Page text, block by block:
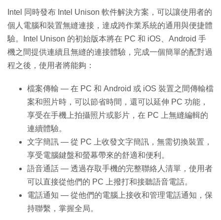
Intel 同時發布 Intel Unison 軟件解決方案，可以讓使用者的
個人電腦和裝置無縫連接，達成跨作業系統的通用與便捷體
驗。Intel Unison 的初始版本將在 PC 和 iOS、Android 手
機之間提供連續且無縫的連接體驗，完成一個簡單的配對過
程之後，使用者將能夠：
檔案傳輸 — 在 PC 和 Android 或 iOS 裝置之間傳輸檔
案和照片時，可以節省時間，還可以延伸 PC 功能，
享受在手機上拍攝照片或影片，在 PC 上無縫編輯的
連續體驗。
文字簡訊 — 從 PC 上收發文字簡訊，無需切換裝置，
享受電腦鍵盤和螢幕帶來的舒適和便利。
語音通話 — 透過存取手機的完整聯絡人清單，使用者
可以直接從他們的 PC 上撥打和接聽語音電話。
電話通知 — 從他們的電腦上接收和管理電話通知，保
持聯繫，掌握全局。